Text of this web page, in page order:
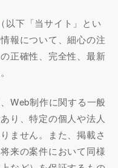
（以下「当サイト」とい
報について、細心の注
正確性、完全性、最新
Web制作に関する一般
り、特定の個人や法人
ません。また、掲載さ
来の案件において同様